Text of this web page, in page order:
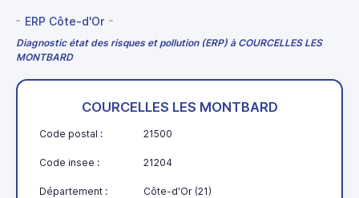
ERP Côte-d'Or
Diagnostic état des risques et pollution (ERP) à COURCELLES LES
MONTBARD
COURCELLES LES MONTBARD
Code postal : 21500
Code insee : 21204
Département : Côte-d'Or (21)